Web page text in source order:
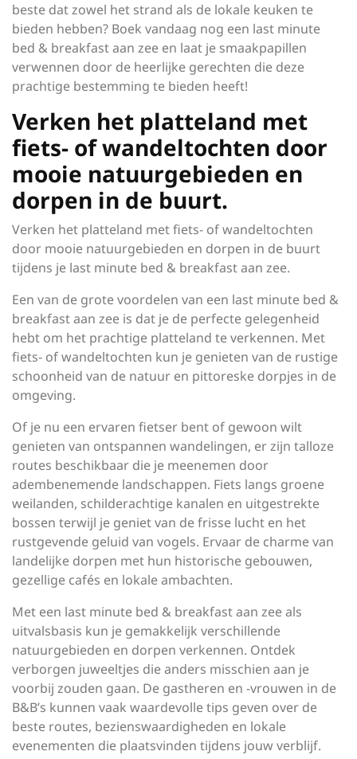
beste dat zowel het strand als de lokale keuken te
bieden hebben? Boek vandaag nog een last minute
bed & breakfast aan zee en laat je smaakpapillen
verwennen door de heerlijke gerechten die deze
prachtige bestemming te bieden heeft!
Verken het platteland met
fiets- of wandeltochten door
mooie natuurgebieden en
dorpen in de buurt.
Verken het platteland met fiets- of wandeltochten
door mooie natuurgebieden en dorpen in de buurt
tijdens je last minute bed & breakfast aan zee.
Een van de grote voordelen van een last minute bed &
breakfast aan zee is dat je de perfecte gelegenheid
hebt om het prachtige platteland te verkennen. Met
fiets- of wandeltochten kun je genieten van de rustige
schoonheid van de natuur en pittoreske dorpjes in de
omgeving.
Of je nu een ervaren fietser bent of gewoon wilt
genieten van ontspannen wandelingen, er zijn talloze
routes beschikbaar die je meenemen door
adembenemende landschappen. Fiets langs groene
weilanden, schilderachtige kanalen en uitgestrekte
bossen terwijl je geniet van de frisse lucht en het
rustgevende geluid van vogels. Ervaar de charme van
landelijke dorpen met hun historische gebouwen,
gezellige cafés en lokale ambachten.
Met een last minute bed & breakfast aan zee als
uitvalsbasis kun je gemakkelijk verschillende
natuurgebieden en dorpen verkennen. Ontdek
verborgen juweeltjes die anders misschien aan je
voorbij zouden gaan. De gastheren en -vrouwen in de
B&B’s kunnen vaak waardevolle tips geven over de
beste routes, bezienswaardigheden en lokale
evenementen die plaatsvinden tijdens jouw verblijf.